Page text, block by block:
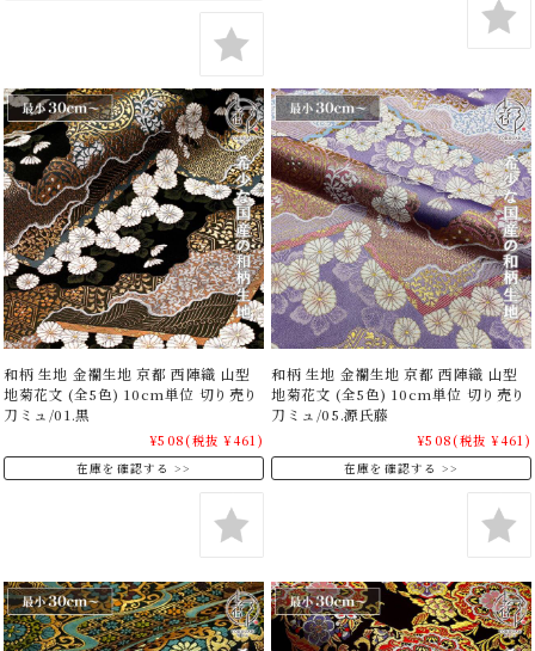
和柄 生地 金襴生地 京都 西陣織 山型
地菊花文 (全5色) 10cm単位 切り売り
刀ミュ/01.黒
¥508(税抜 ¥461)
在庫を確認する
和柄 生地 金襴生地 京都 西陣織 山型
地菊花文 (全5色) 10cm単位 切り売り
刀ミュ/05.源氏藤
¥508(税抜 ¥461)
在庫を確認する